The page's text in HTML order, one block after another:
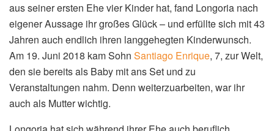
aus seiner ersten Ehe vier Kinder hat, fand Longoria nach
eigener Aussage ihr großes Glück – und erfüllte sich mit 43
Jahren auch endlich ihren langgehegten Kinderwunsch.
Am 19. Juni 2018 kam Sohn Santiago Enrique, 7, zur Welt,
den sie bereits als Baby mit ans Set und zu
Veranstaltungen nahm. Denn weiterzuarbeiten, war ihr
auch als Mutter wichtig.